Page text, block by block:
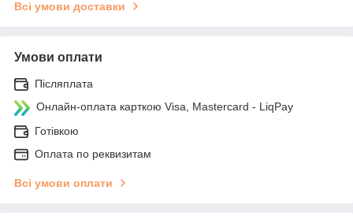
Всі умови доставки
Умови оплати
Післяплата
Онлайн-оплата карткою Visa, Mastercard - LiqPay
Готівкою
Оплата по реквизитам
Всі умови оплати